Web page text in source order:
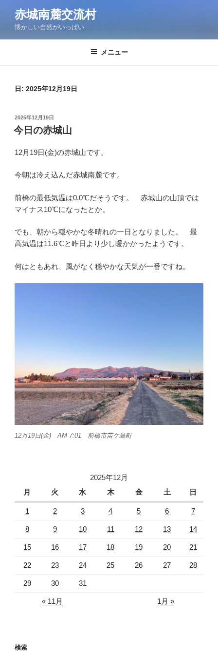
ン
赤城南麓交流村
懐かしい自然がいっぱい
メニュー
日: 2025年12月19日
投
稿
日:
2025年12月19日
今日の赤城山
12月19日(金)の赤城山です。
今朝は冷え込んだ赤城南麓です。
前橋の最低気温は0.0℃だそうです。 赤城山の山頂では
マイナス10℃になったとか。
でも、朝から穏やかな冬晴れの一日となりました。 最
高気温は11.6℃と昨日より少し暖かかったようです。
何はともあれ、風がなく穏やかな天気が一番ですね。
12月19日(金) AM 7:01 前橋市苗ケ島町
2025年12月
月
火 水 木 金 土 日
1 2 3 4 5 6 7
8 9 10 11 12 13 14
15 16 17 18 19 20 21
22 23 24 25 26 27 28
29 30 31
« 11月 1月 »
検索